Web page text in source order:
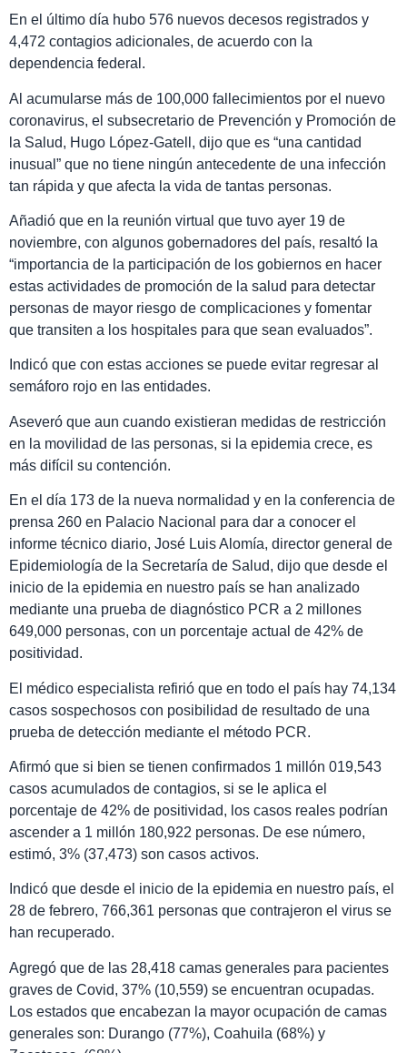
En el último día hubo 576 nuevos decesos registrados y
4,472 contagios adicionales, de acuerdo con la
dependencia federal.
Al acumularse más de 100,000 fallecimientos por el nuevo
coronavirus, el subsecretario de Prevención y Promoción de
la Salud, Hugo López-Gatell, dijo que es “una cantidad
inusual” que no tiene ningún antecedente de una infección
tan rápida y que afecta la vida de tantas personas.
Añadió que en la reunión virtual que tuvo ayer 19 de
noviembre, con algunos gobernadores del país, resaltó la
“importancia de la participación de los gobiernos en hacer
estas actividades de promoción de la salud para detectar
personas de mayor riesgo de complicaciones y fomentar
que transiten a los hospitales para que sean evaluados”.
Indicó que con estas acciones se puede evitar regresar al
semáforo rojo en las entidades.
Aseveró que aun cuando existieran medidas de restricción
en la movilidad de las personas, si la epidemia crece, es
más difícil su contención.
En el día 173 de la nueva normalidad y en la conferencia de
prensa 260 en Palacio Nacional para dar a conocer el
informe técnico diario, José Luis Alomía, director general de
Epidemiología de la Secretaría de Salud, dijo que desde el
inicio de la epidemia en nuestro país se han analizado
mediante una prueba de diagnóstico PCR a 2 millones
649,000 personas, con un porcentaje actual de 42% de
positividad.
El médico especialista refirió que en todo el país hay 74,134
casos sospechosos con posibilidad de resultado de una
prueba de detección mediante el método PCR.
Afirmó que si bien se tienen confirmados 1 millón 019,543
casos acumulados de contagios, si se le aplica el
porcentaje de 42% de positividad, los casos reales podrían
ascender a 1 millón 180,922 personas. De ese número,
estimó, 3% (37,473) son casos activos.
Indicó que desde el inicio de la epidemia en nuestro país, el
28 de febrero, 766,361 personas que contrajeron el virus se
han recuperado.
Agregó que de las 28,418 camas generales para pacientes
graves de Covid, 37% (10,559) se encuentran ocupadas.
Los estados que encabezan la mayor ocupación de camas
generales son: Durango (77%), Coahuila (68%) y